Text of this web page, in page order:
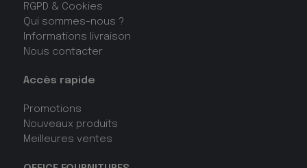
RGPD & Cookies
Qui sommes-nous ?
Informations livraison
Nous contacter
Accès rapide
Promotions
Nouveaux produits
Meilleures ventes